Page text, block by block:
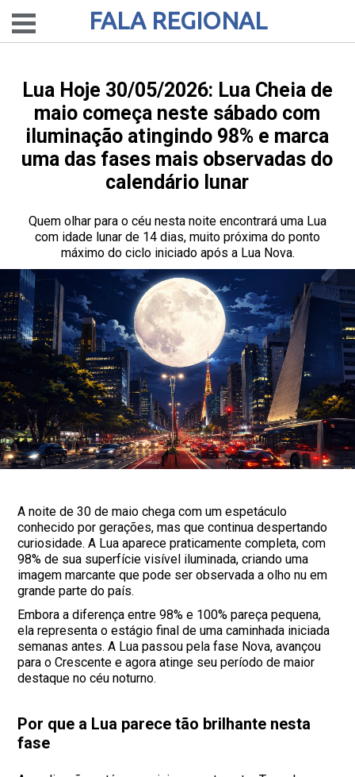
FALA REGIONAL
Lua Hoje 30/05/2026: Lua Cheia de
maio começa neste sábado com
iluminação atingindo 98% e marca
uma das fases mais observadas do
calendário lunar
Quem olhar para o céu nesta noite encontrará uma Lua
com idade lunar de 14 dias, muito próxima do ponto
máximo do ciclo iniciado após a Lua Nova.
A noite de 30 de maio chega com um espetáculo
conhecido por gerações, mas que continua despertando
curiosidade. A Lua aparece praticamente completa, com
98% de sua superfície visível iluminada, criando uma
imagem marcante que pode ser observada a olho nu em
grande parte do país.
Embora a diferença entre 98% e 100% pareça pequena,
ela representa o estágio final de uma caminhada iniciada
semanas antes. A Lua passou pela fase Nova, avançou
para o Crescente e agora atinge seu período de maior
destaque no céu noturno.
Por que a Lua parece tão brilhante nesta
fase